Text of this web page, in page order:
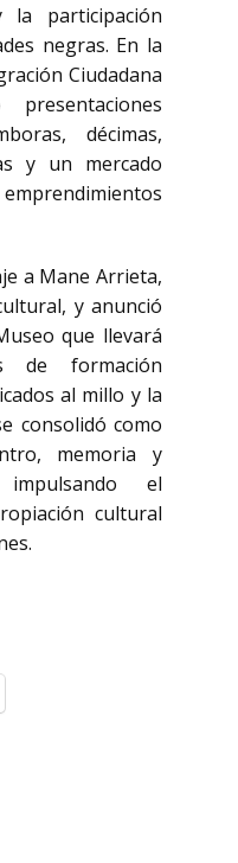
participación
negras. En la
Ciudadana
décimas,
y un mercado
a Mane Arrieta,
y anunció
que llevará
de formación
al millo y la
consolidó como
memoria y
el
cultural